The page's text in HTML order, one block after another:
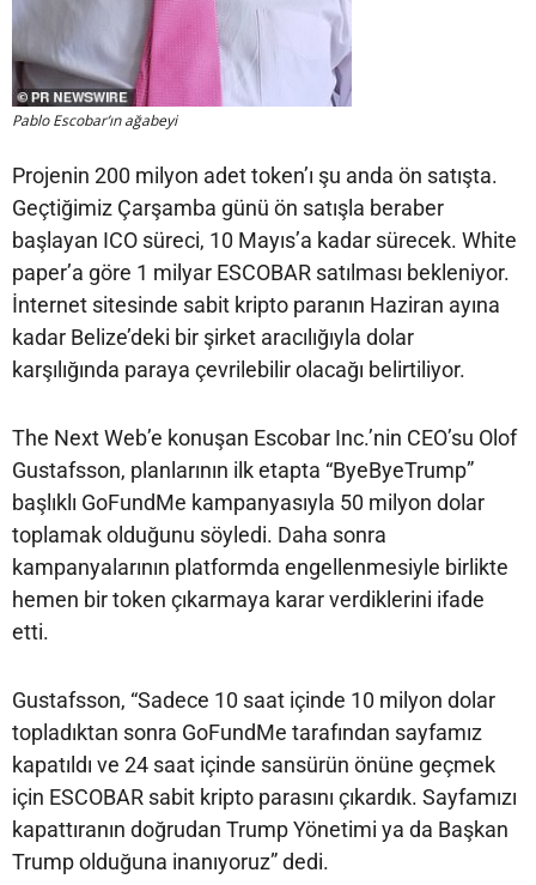
Pablo Escobar’ın ağabeyi
Projenin 200 milyon adet token’ı şu anda ön satışta.
Geçtiğimiz Çarşamba günü ön satışla beraber
başlayan ICO süreci, 10 Mayıs’a kadar sürecek. White
paper’a göre 1 milyar ESCOBAR satılması bekleniyor.
İnternet sitesinde sabit kripto paranın Haziran ayına
kadar Belize’deki bir şirket aracılığıyla dolar
karşılığında paraya çevrilebilir olacağı belirtiliyor.
The Next Web’e konuşan Escobar Inc.’nin CEO’su Olof
Gustafsson, planlarının ilk etapta “ByeByeTrump”
başlıklı GoFundMe kampanyasıyla 50 milyon dolar
toplamak olduğunu söyledi. Daha sonra
kampanyalarının platformda engellenmesiyle birlikte
hemen bir token çıkarmaya karar verdiklerini ifade
etti.
Gustafsson, “Sadece 10 saat içinde 10 milyon dolar
topladıktan sonra GoFundMe tarafından sayfamız
kapatıldı ve 24 saat içinde sansürün önüne geçmek
için ESCOBAR sabit kripto parasını çıkardık. Sayfamızı
kapattıranın doğrudan Trump Yönetimi ya da Başkan
Trump olduğuna inanıyoruz” dedi.